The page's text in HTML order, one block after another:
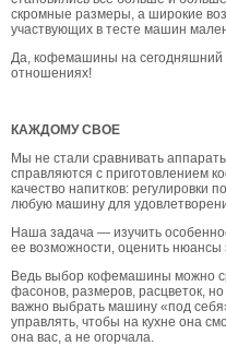
скромные размеры, а широкие
участвующих в тесте машин
Да, кофемашины на сегодняшний
отношениях!
КАЖДОМУ СВОЕ
Мы не стали сравнивать
справляются с приготовлением
качество напитков: регулировки
любую машину для
Наша задача — изучить
ее возможности, оценить нюансы
Ведь выбор кофемашины можно
фасонов, размеров, расцветок,
важно выбрать машину «под
управлять, чтобы на кухне она
она вас, а не огорчала.